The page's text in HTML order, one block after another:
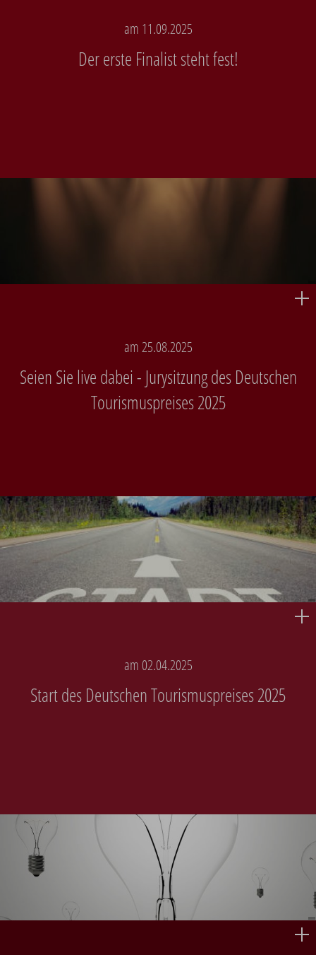
am 11.09.2025
Der erste Finalist steht fest!
am 25.08.2025
Seien Sie live dabei - Jurysitzung des Deutschen
Tourismuspreises 2025
am 02.04.2025
Start des Deutschen Tourismuspreises 2025